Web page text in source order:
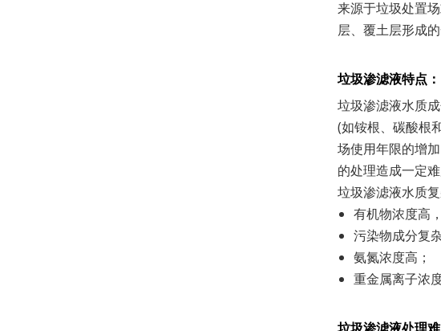
来源于垃圾处置
层、覆土层形成
垃圾渗滤液特点：
垃圾渗滤液水质
(如铵根、碳酸根
场使用年限的增
的处理造成一定难
垃圾渗滤液水质
有机物浓度高
污染物成分复
氨氮浓度高；
重金属离子浓